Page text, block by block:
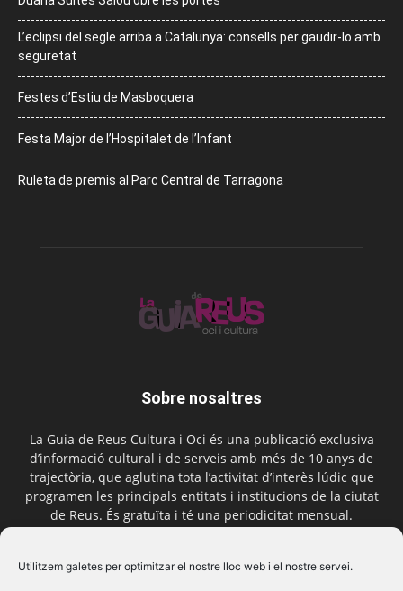
Utilitzem galetes per optimitzar el nostre lloc web i el nostre servei.
L’eclipsi del segle arriba a Catalunya: consells per gaudir-lo amb
seguretat
Festes d’Estiu de Masboquera
Festa Major de l’Hospitalet de l’Infant
Ruleta de premis al Parc Central de Tarragona
Sobre nosaltres
La Guia de Reus Cultura i Oci és una publicació exclusiva
d’informació cultural i de serveis amb més de 10 anys de
trajectòria, que aglutina tota l’activitat d’interès lúdic que
programen les principals entitats i institucions de la ciutat
de Reus. És gratuïta i té una periodicitat mensual.